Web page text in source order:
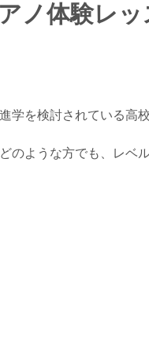
ノ体験レッ
学を検討されている高
のような方でも、レベ